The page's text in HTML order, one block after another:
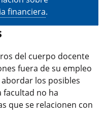
financiera.
del cuerpo docente
fuera de su empleo
los posibles
facultad no ha
que se relacionen con